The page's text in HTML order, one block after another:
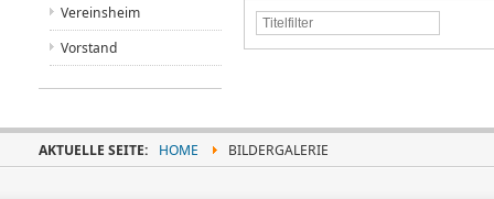
Titelfilter
Vereinsheim
Vorstand
AKTUELLE SEITE: HOME BILDERGALERIE